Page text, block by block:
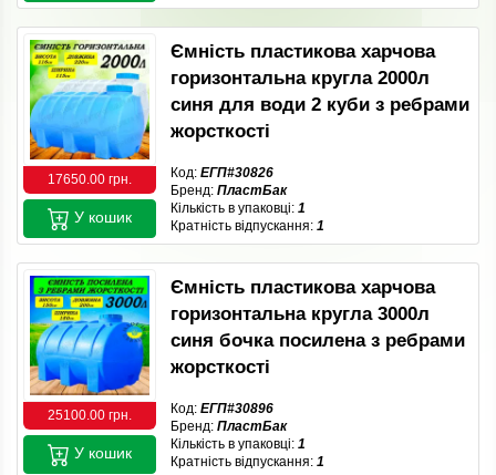
17650.00 грн.
Ємність пластикова харчова
горизонтальна кругла 2000л
синя для води 2 куби з ребрами
жорсткості
Код: ЕГП#30826
Бренд: ПластБак
Кількість в упаковці: 1
Кратність відпускання: 1
У кошик
25100.00 грн.
Ємність пластикова харчова
горизонтальна кругла 3000л
синя бочка посилена з ребрами
жорсткості
Код: ЕГП#30896
Бренд: ПластБак
Кількість в упаковці: 1
Кратність відпускання: 1
У кошик